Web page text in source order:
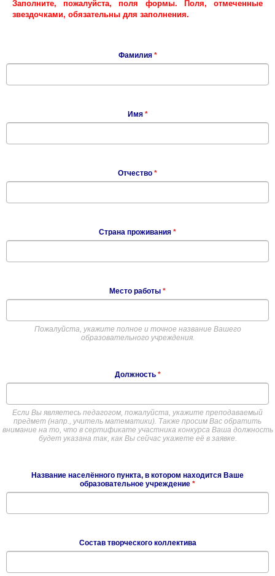
Заполните, пожалуйста, поля формы. Поля, отмеченные
звездочками, обязательны для заполнения.
Фамилия *
Имя *
Отчество *
Страна проживания *
Место работы *
Пожалуйста, укажите полное и точное название Вашего
образовательного учреждения.
Должность *
Если Вы являетесь педагогом, пожалуйста, укажите преподаваемый
предмет (напр., учитель математики). Также просим Вас обратить
внимание на то, что в сертификате участника конкурса Ваша должность
будет указана так, как Вы сейчас укажете её в заявке.
Название населённого пункта, в котором находится Ваше
образовательное учреждение *
Состав творческого коллектива